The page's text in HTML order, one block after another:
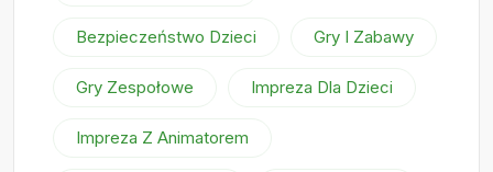
Bezpieczeństwo Dzieci Gry I Zabawy
Gry Zespołowe Impreza Dla Dzieci
Impreza Z Animatorem